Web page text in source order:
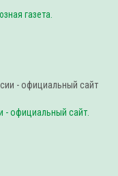
газета.
официальный сайт.